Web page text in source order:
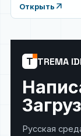
Открыть arrow_outward
T TREMA
Русская